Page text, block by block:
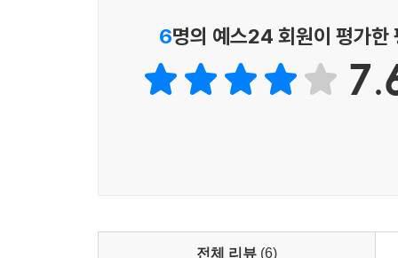
④ 카드를 활용한 다양한 학습!
학습만화 최초로 특허를 획득한 한자카드는 놀
사자성어 등 한자 어휘까지 익히게 됩니다.
한국간행물윤리위원회 선정 ‘청소년 권장도서’
한국문화콘텐츠진흥원 선정 ‘문화산업진흥기금 지
6명의 예스24 회원이 평가한
전체 리뷰 (6)